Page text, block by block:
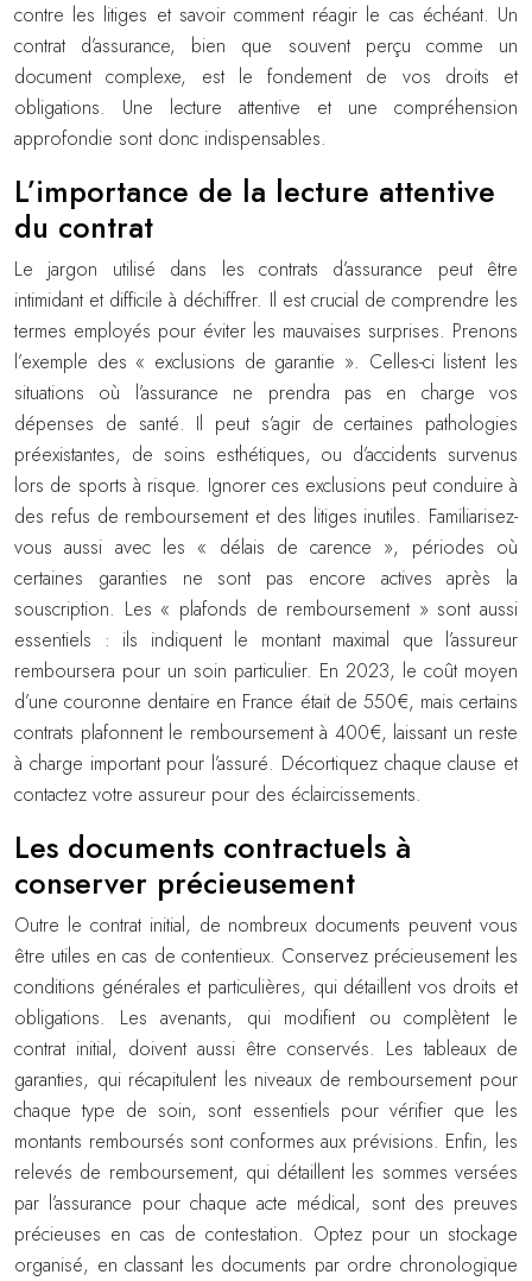
contre les litiges et savoir comment réagir le cas échéant. Un
contrat d’assurance, bien que souvent perçu comme un
document complexe, est le fondement de vos droits et
obligations. Une lecture attentive et une compréhension
approfondie sont donc indispensables.
L’importance de la lecture attentive
du contrat
Le jargon utilisé dans les contrats d’assurance peut être
intimidant et difficile à déchiffrer. Il est crucial de comprendre les
termes employés pour éviter les mauvaises surprises. Prenons
l’exemple des « exclusions de garantie ». Celles-ci listent les
situations où l’assurance ne prendra pas en charge vos
dépenses de santé. Il peut s’agir de certaines pathologies
préexistantes, de soins esthétiques, ou d’accidents survenus
lors de sports à risque. Ignorer ces exclusions peut conduire à
des refus de remboursement et des litiges inutiles. Familiarisez-
vous aussi avec les « délais de carence », périodes où
certaines garanties ne sont pas encore actives après la
souscription. Les « plafonds de remboursement » sont aussi
essentiels : ils indiquent le montant maximal que l’assureur
remboursera pour un soin particulier. En 2023, le coût moyen
d’une couronne dentaire en France était de 550€, mais certains
contrats plafonnent le remboursement à 400€, laissant un reste
à charge important pour l’assuré. Décortiquez chaque clause et
contactez votre assureur pour des éclaircissements.
Les documents contractuels à
conserver précieusement
Outre le contrat initial, de nombreux documents peuvent vous
être utiles en cas de contentieux. Conservez précieusement les
conditions générales et particulières, qui détaillent vos droits et
obligations. Les avenants, qui modifient ou complètent le
contrat initial, doivent aussi être conservés. Les tableaux de
garanties, qui récapitulent les niveaux de remboursement pour
chaque type de soin, sont essentiels pour vérifier que les
montants remboursés sont conformes aux prévisions. Enfin, les
relevés de remboursement, qui détaillent les sommes versées
par l’assurance pour chaque acte médical, sont des preuves
précieuses en cas de contestation. Optez pour un stockage
organisé, en classant les documents par ordre chronologique